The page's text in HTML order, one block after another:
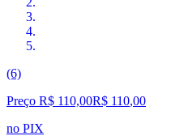
(6)
Preço R$ 110,00R$ 110,00
no PIX